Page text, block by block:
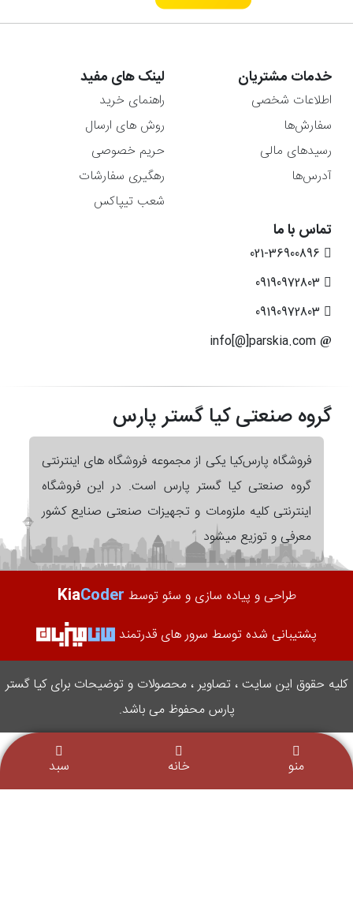
خدمات مشتریان
اطلاعات شخصی
سفارش‌ها
رسیدهای مالی
آدرس‌ها
لینک های مفید
راهنمای خرید
روش های ارسال
حریم خصوصی
رهگیری سفارشات
شعب تیپاکس
تماس با ما
گروه صنعتی کیا گستر پارس
فروشگاه پارس‌کیا یکی از مجموعه فروشگاه های اینترنتی
گروه صنعتی کیا گستر پارس است. در این فروشگاه
اینترنتی کلیه ملزومات و تجهیزات صنعتی صنایع کشور
معرفی و توزیع میشود
طراحی و پیاده سازی و سئو توسط KiaCoder
پشتیبانی شده توسط سرور های قدرتمند
کلیه حقوق این سایت ، تصاویر ، محصولات و توضیحات برای کیا گستر
پارس محفوظ می باشد.
منو خانه سبد